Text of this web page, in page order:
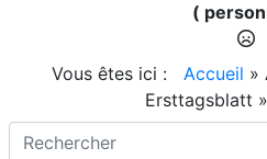
(
Vous êtes ici : Accueil »
Ersttagsblatt »